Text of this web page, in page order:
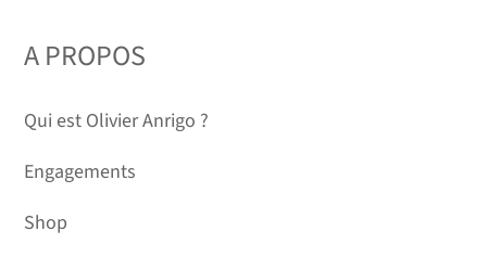
A PROPOS
Qui est Olivier Anrigo ?
Engagements
Shop